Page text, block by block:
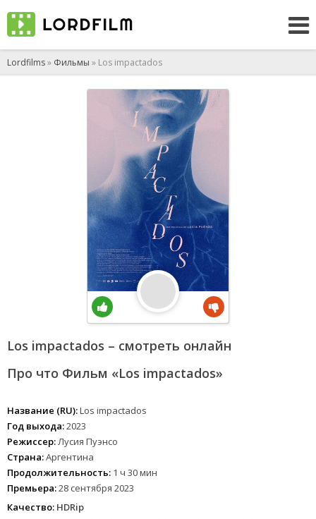
Lordfilms» Фильмы » Los impactados
Los impactados – смотреть онлайн
Про что Фильм «Los impactados»
Название (RU):Los impactados
Год выхода:2023
Режиссер:Лусия Пуэнсо
Страна:Аргентина
Продолжительность: 1 ч 30 мин
Премьера:28 сентября 2023
Качество: HDRip